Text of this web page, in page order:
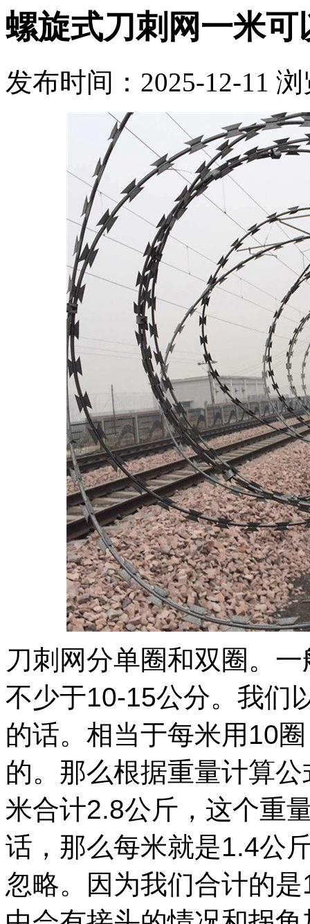
螺旋式刀刺网一米可
发布时间：2025-12-11 浏
刀刺网分单圈和双圈。
不少于10-15公分。我们
的话。相当于每米用10
的。那么根据重量计算
米合计2.8公斤，这个重
话，那么每米就是1.4公
忽略。因为我们合计的